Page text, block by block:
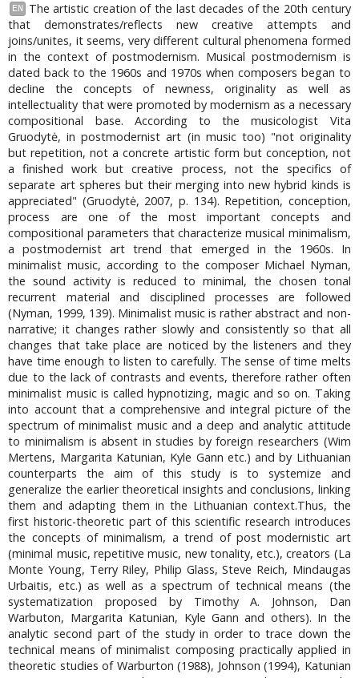
EN
The artistic creation of the last decades of the 20th century
that demonstrates/reflects new creative attempts and
joins/unites, it seems, very different cultural phenomena formed
in the context of postmodernism. Musical postmodernism is
dated back to the 1960s and 1970s when composers began to
decline the concepts of newness, originality as well as
intellectuality that were promoted by modernism as a necessary
compositional base. According to the musicologist Vita
Gruodytė, in postmodernist art (in music too) "not originality
but repetition, not a concrete artistic form but conception, not
a finished work but creative process, not the specifics of
separate art spheres but their merging into new hybrid kinds is
appreciated" (Gruodytė, 2007, p. 134). Repetition, conception,
process are one of the most important concepts and
compositional parameters that characterize musical minimalism,
a postmodernist art trend that emerged in the 1960s. In
minimalist music, according to the composer Michael Nyman,
the sound activity is reduced to minimal, the chosen tonal
recurrent material and disciplined processes are followed
(Nyman, 1999, 139). Minimalist music is rather abstract and non-
narrative; it changes rather slowly and consistently so that all
changes that take place are noticed by the listeners and they
have time enough to listen to carefully. The sense of time melts
due to the lack of contrasts and events, therefore rather often
minimalist music is called hypnotizing, magic and so on. Taking
into account that a comprehensive and integral picture of the
spectrum of minimalist music and a deep and analytic attitude
to minimalism is absent in studies by foreign researchers (Wim
Mertens, Margarita Katunian, Kyle Gann etc.) and by Lithuanian
counterparts the aim of this study is to systemize and
generalize the earlier theoretical insights and conclusions, linking
them and adapting them in the Lithuanian context.Thus, the
first historic-theoretic part of this scientific research introduces
the concepts of minimalism, a trend of post modernistic art
(minimal music, repetitive music, new tonality, etc.), creators (La
Monte Young, Terry Riley, Philip Glass, Steve Reich, Mindaugas
Urbaitis, etc.) as well as a spectrum of technical means (the
systematization proposed by Timothy A. Johnson, Dan
Warbuton, Margarita Katunian, Kyle Gann and others). In the
analytic second part of the study in order to trace down the
technical means of minimalist composing practically applied in
theoretic studies of Warburton (1988), Johnson (1994), Katunian